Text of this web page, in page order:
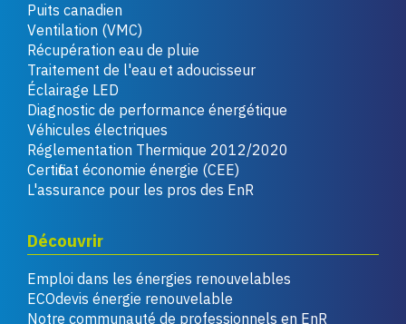
Puits canadien
Ventilation (VMC)
Récupération eau de pluie
Traitement de l'eau et adoucisseur
Éclairage LED
Diagnostic de performance énergétique
Véhicules électriques
Réglementation Thermique 2012/2020
Certificat économie énergie (CEE)
L'assurance pour les pros des EnR
Découvrir
Emploi dans les énergies renouvelables
ECOdevis énergie renouvelable
Notre communauté de professionnels en EnR